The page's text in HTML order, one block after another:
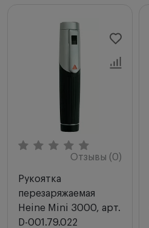
Отзывы (0)
Рукоятка
перезаряжаемая
Heine Mini 3000, арт.
D-001.79.022